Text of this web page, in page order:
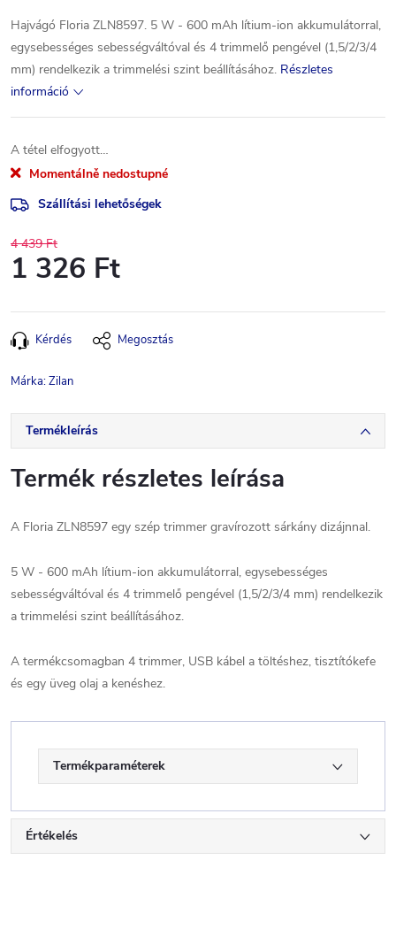
Hajvágó Floria ZLN8597. 5 W - 600 mAh lítium-ion akkumulátorral,
egysebességes sebességváltóval és 4 trimmelő pengével (1,5/2/3/4
mm) rendelkezik a trimmelési szint beállításához. Részletes
információ
A tétel elfogyott…
Momentálně nedostupné
Szállítási lehetőségek
4 439 Ft
1 326 Ft
Kérdés Megosztás
Márka:Zilan
Termékleírás
Termék részletes leírása
A Floria ZLN8597 egy szép trimmer gravírozott sárkány dizájnnal.
5 W - 600 mAh lítium-ion akkumulátorral, egysebességes
sebességváltóval és 4 trimmelő pengével (1,5/2/3/4 mm) rendelkezik
a trimmelési szint beállításához.
A termékcsomagban 4 trimmer, USB kábel a töltéshez, tisztítókefe
és egy üveg olaj a kenéshez.
Termékparaméterek
Értékelés